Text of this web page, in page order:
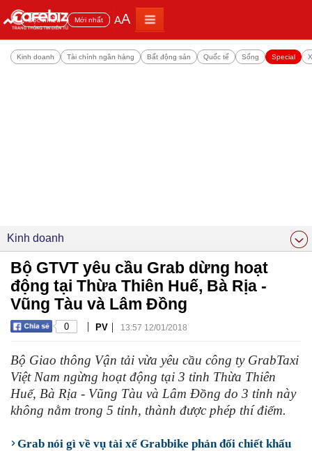
Đọc nhiều Mới nhất AA
Kinh doanh Tài chính ngân hàng Bất động sản Quốc tế Sống Special
Kinh doanh
Bộ GTVT yêu cầu Grab dừng hoạt
động tại Thừa Thiên Huế, Bà Rịa -
Vũng Tàu và Lâm Đồng
0 | PV | 13:57 12/01/2018
Bộ Giao thông Vận tải vừa yêu cầu công ty GrabTaxi
Việt Nam ngừng hoạt động tại 3 tỉnh Thừa Thiên
Huế, Bà Rịa - Vũng Tàu và Lâm Đồng do 3 tỉnh này
không nằm trong 5 tỉnh, thành được phép thí điểm.
Grab nói gì về vụ tài xế Grabbike phản đối chiết khấu